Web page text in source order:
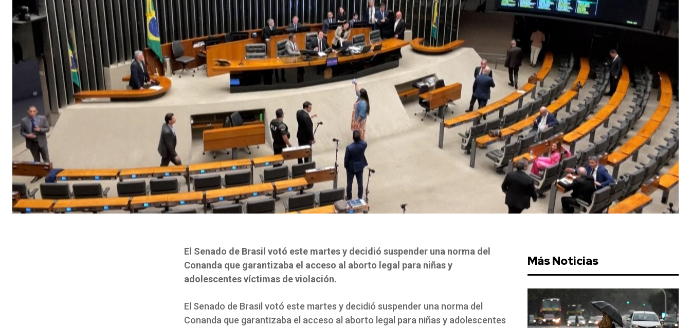
El Senado de Brasil votó este martes y decidió suspender una norma del
Conanda que garantizaba el acceso al aborto legal para niñas y
adolescentes víctimas de violación.
El Senado de Brasil votó este martes y decidió suspender una norma del
Conanda que garantizaba el acceso al aborto legal para niñas y adolescentes
Más Noticias